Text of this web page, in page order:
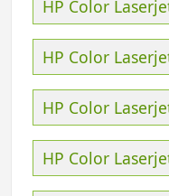
HP Color
HP Color
HP Color
HP Color